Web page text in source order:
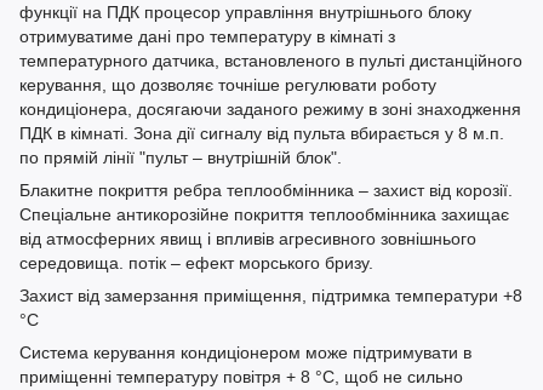
функції на ПДК процесор управління внутрішнього блоку
отримуватиме дані про температуру в кімнаті з
температурного датчика, встановленого в пульті дистанційного
керування, що дозволяє точніше регулювати роботу
кондиціонера, досягаючи заданого режиму в зоні знаходження
ПДК в кімнаті. Зона дії сигналу від пульта вбирається у 8 м.п.
по прямій лінії "пульт – внутрішній блок".
Блакитне покриття ребра теплообмінника – захист від корозії.
Спеціальне антикорозійне покриття теплообмінника захищає
від атмосферних явищ і впливів агресивного зовнішнього
середовища. потік – ефект морського бризу.
Захист від замерзання приміщення, підтримка температури +8
°С
Система керування кондиціонером може підтримувати в
приміщенні температуру повітря + 8 °С, щоб не сильно